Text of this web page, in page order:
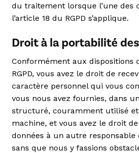
du traitement lorsque l’une des
l’article 18 du RGPD s’applique.
Droit à la portabilité
Conformément aux dispositions
RGPD, vous avez le droit de
caractère personnel qui vous
vous nous avez fournies, dans
structuré, couramment utilisé
machine, et vous avez le droit
données à un autre
sans que nous y fassions